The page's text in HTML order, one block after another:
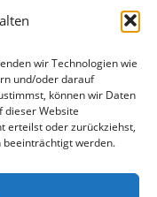
wir Technologien wie
und/oder darauf
können wir Daten
dieser Website
erteilst oder zurückziehst,
beeinträchtigt werden.